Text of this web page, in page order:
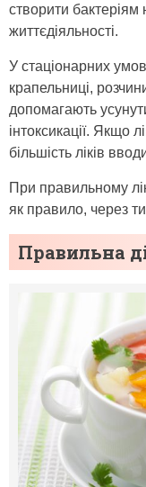
створити
життєдіяльності.
У стаціонарних
крапельниці,
допомагають
інтоксикації. Якщо
більшість ліків
При правильному
як правило, через
Правильна